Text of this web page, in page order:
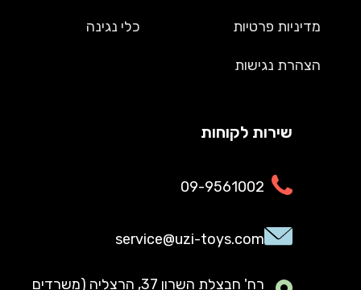
מדיניות פרטיות
הצהרת נגישות
כלי נגינה
שירות לקוחות
09-9561002
service@uzi-toys.com
רח' חבצלת השרון 37, הרצליה (משרדים